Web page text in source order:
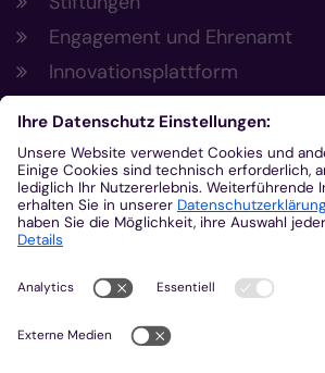
Engagement und Ehrenamt
Innovationsplattform
Aus der Plattform
Nachrichten
Veranstaltungen
Gottesdienste
Stellenangebote
Kirchenzeitung
Amtsblatt (Kirchlicher Anzeiger)